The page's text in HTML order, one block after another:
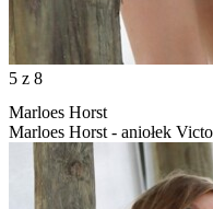
5 z 8
Marloes Horst
Marloes Horst - aniołek